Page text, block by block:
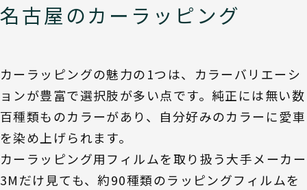
名古屋のカーラッピング
カーラッピングの魅力の1つは、カラーバリエーシ
ョンが豊富で選択肢が多い点です。純正には無い数
百種類ものカラーがあり、自分好みのカラーに愛車
を染め上げられます。
カーラッピング用フィルムを取り扱う大手メーカー
3Mだけ見ても、約90種類のラッピングフィルムを